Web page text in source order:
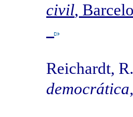
civil,
Reichardt,
democrática